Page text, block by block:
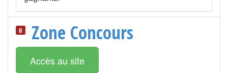
8 Zone Concours
Accès au site